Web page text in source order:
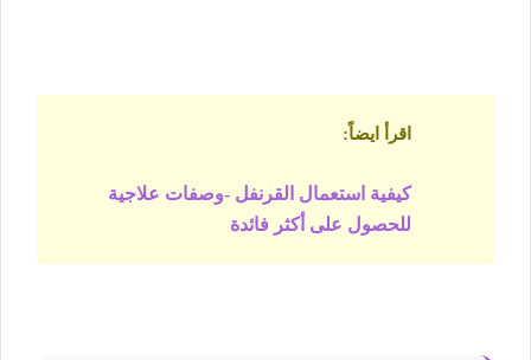
اقرأ ايضاً:
كيفية استعمال القرنفل -وصفات علاجية
للحصول على أكثر فائدة